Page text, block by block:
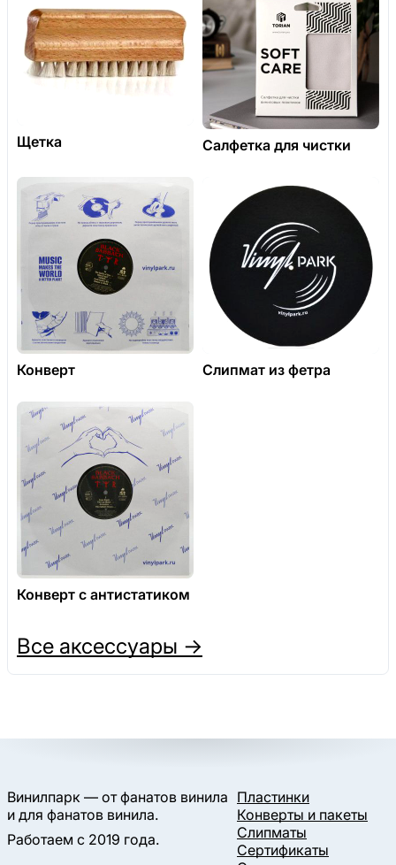
Щетка Салфетка для чистки
Конверт Слипмат из фетра
Конверт с антистатиком
Все аксессуары →
Винилпарк — от фанатов винила
и для фанатов винила.
Работаем с 2019 года.
Пластинки
Конверты и пакеты
Слипматы
Сертификаты